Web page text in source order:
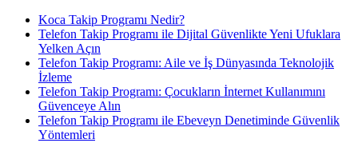
Koca Takip Programı Nedir?
Telefon Takip Programı ile Dijital Güvenlikte Yeni Ufuklara
Yelken Açın
Telefon Takip Programı: Aile ve İş Dünyasında Teknolojik
İzleme
Telefon Takip Programı: Çocukların İnternet Kullanımını
Güvenceye Alın
Telefon Takip Programı ile Ebeveyn Denetiminde Güvenlik
Yöntemleri